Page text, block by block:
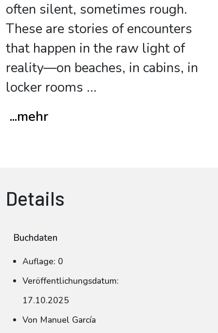
often silent, sometimes rough.
These are stories of encounters
that happen in the raw light of
reality—on beaches, in cabins, in
locker rooms ...
...mehr
Details
Buchdaten
Auflage: 0
Veröffentlichungsdatum:
17.10.2025
Von Manuel García